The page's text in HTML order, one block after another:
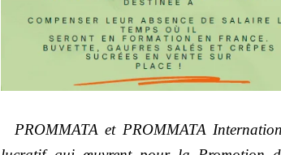
PROMMATA et PROMMATA